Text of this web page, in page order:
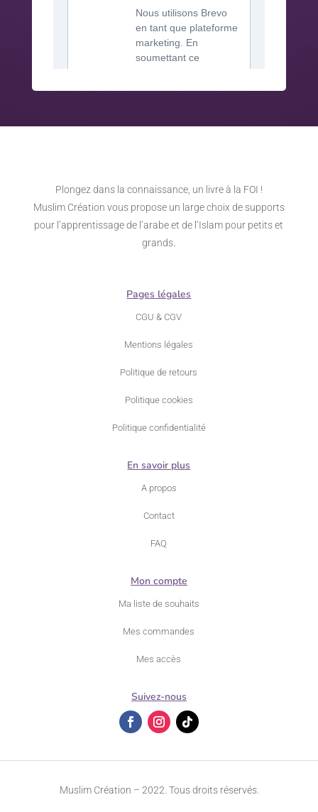
Plongez dans la connaissance, un livre à la FOI !
Muslim Création vous propose un large choix de supports
pour l’apprentissage de l’arabe et de l’Islam pour petits et
grands.
Pages légales
CGU & CGV
Mentions légales
Politique de retours
Politique cookies
Politique confidentialité
En savoir plus
A propos
Contact
FAQ
Mon compte
Ma liste de souhaits
Mes commandes
Mes accès
Suivez-nous
Muslim Création – 2022. Tous droits réservés.